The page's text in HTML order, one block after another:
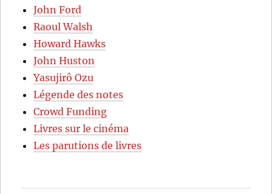
John Ford
Raoul Walsh
Howard Hawks
John Huston
Yasujirô Ozu
Légende des notes
Crowd Funding
Livres sur le cinéma
Les parutions de livres